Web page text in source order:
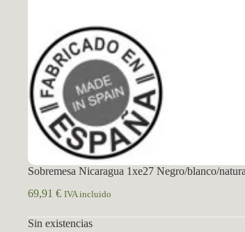
Sobremesa Nicaragua 1xe27 Negro/blanco/
69,91 € IVA incluido
Sin existencias